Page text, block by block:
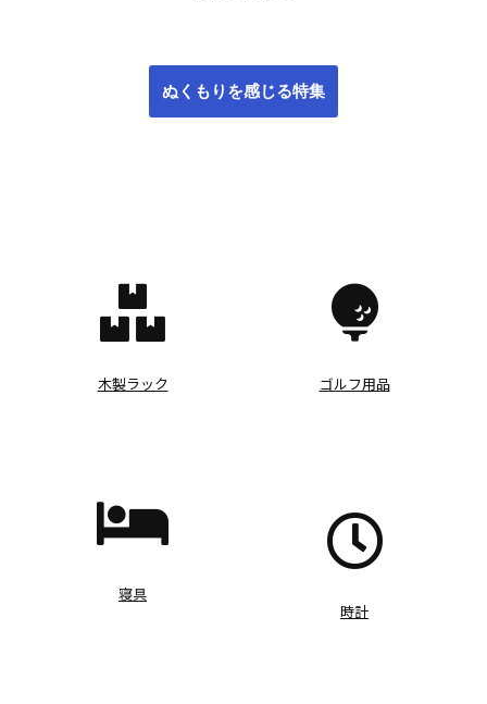
ぬくもりを感じる特集
木製ラック
寝具
ゴルフ用品
時計